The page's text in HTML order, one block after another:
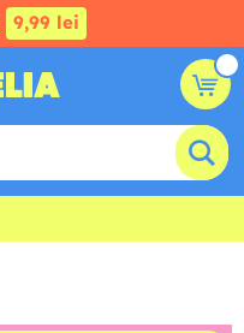
9,99 lei